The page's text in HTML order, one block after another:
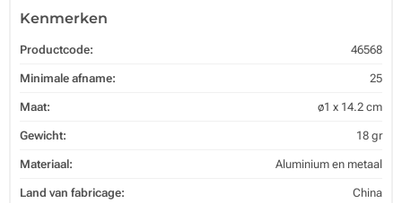
Kenmerken
Productcode: 46568
Minimale afname: 25
Maat: ø1 x 14.2 cm
Gewicht: 18 gr
Materiaal: Aluminium en metaal
Land van fabricage: China